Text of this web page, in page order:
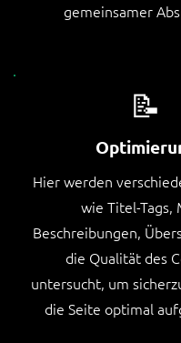
gemeinsamer
📝
Hier werden
wie Titel-Tags,
Beschreibungen,
die Qualität des
untersucht, um
die Seite optimal